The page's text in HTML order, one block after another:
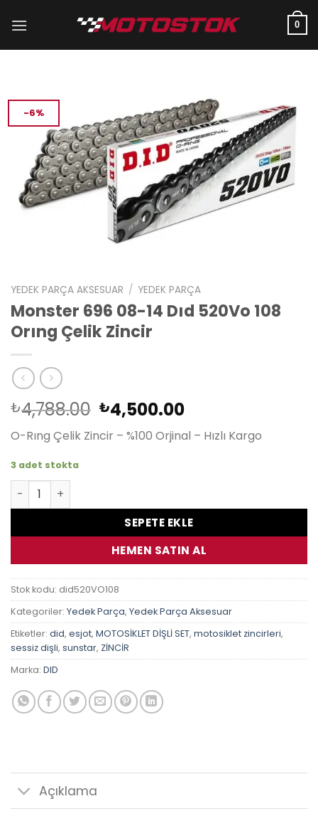
atla
0
-6%
YEDEK PARÇA AKSESUAR / YEDEK PARÇA
Monster 696 08-14 Dıd 520Vo 108
Orıng Çelik Zincir
₺4,788.00 Orijinal
fiyat:
₺4,788.00.
₺4,500.00Şu
andaki
fiyat:
O-Rıng Çelik Zincir – %100 Orjinal – Hızlı Kargo
3 adet stokta
Monster 696 08-14 Dıd 520Vo 108 Orıng Çelik Zincir adet
SEPETE EKLE
HEMEN SATIN AL
Stok kodu: did520VO108
Kategoriler: Yedek Parça, Yedek Parça Aksesuar
Etiketler: did, esjot, MOTOSİKLET DİŞLİ SET, motosiklet zincirleri,
sessiz dişli, sunstar, ZİNCİR
Marka: DID
Açıklama